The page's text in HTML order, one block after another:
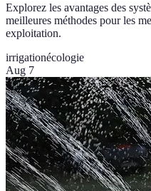
Explorez les avantages des
meilleures méthodes pour les
exploitation.
irrigationécologie
Aug 7